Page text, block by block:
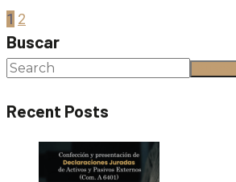
1 2
Buscar
Recent Posts